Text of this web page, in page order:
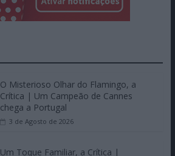
O Misterioso Olhar do Flamingo, a
Crítica | Um Campeão de Cannes
chega a Portugal
3 de Agosto de 2026
Um Toque Familiar, a Crítica |